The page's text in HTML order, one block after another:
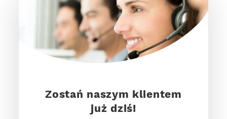
Zostań naszym klientem
już dziś!